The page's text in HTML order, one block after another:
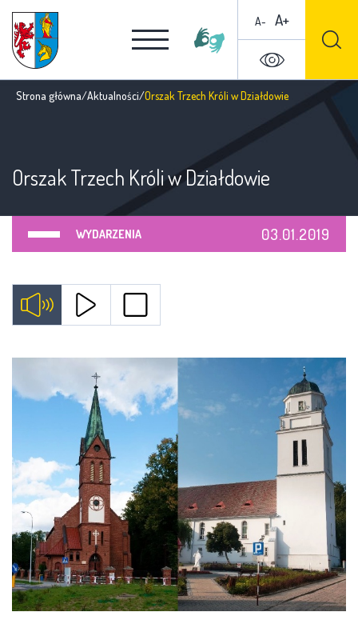
A- A+
Strona główna/Aktualności/Orszak Trzech Króli w Działdowie
Orszak Trzech Króli w Działdowie
WYDARZENIA 03.01.2019